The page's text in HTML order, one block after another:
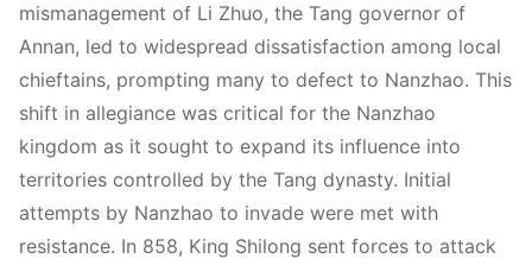
mismanagement of Li Zhuo, the Tang governor of
Annan, led to widespread dissatisfaction among local
chieftains, prompting many to defect to Nanzhao. This
shift in allegiance was critical for the Nanzhao
kingdom as it sought to expand its influence into
territories controlled by the Tang dynasty. Initial
attempts by Nanzhao to invade were met with
resistance. In 858, King Shilong sent forces to attack